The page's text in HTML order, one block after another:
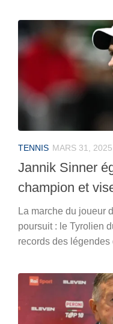
TENNIS MARS 31, 2025
Jannik Sinner
champion et
La marche du joueur
poursuit : le Tyrolien
records des légendes